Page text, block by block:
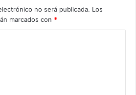
no será publicada. Los
marcados con *